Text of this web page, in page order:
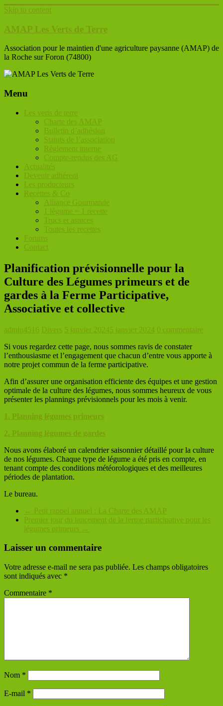
Skip to content
AMAP Les Verts de Terre
Association pour le maintien d'une agriculture paysanne (AMAP) de
la Roche sur Foron (74800)
Menu
Les verts de terre
Charte des AMAP
Bulletin d’adhésion
Statuts de l’association
Règlement interne
Compte-rendus des AG
Actualités
Devenir adhérent
Les producteurs
Recettes & Co
Alliance Gourmande
1 légume = 1 recette
Trucs et astuces
Toutes les recettes
Forums
Contact
Planification prévisionnelle pour la
Culture des Légumes primeurs et de
gardes à la Ferme Participative,
Associative et collective
admin4516 Divers 5 janvier 20245 janvier 2024 0 commentaire
Si vous regardez cette page, nous sommes ravis de constater
l’enthousiasme et l’engagement que chacun d’entre vous apporte à
notre projet commun de la ferme participative.
Afin d’assurer une organisation efficiente des équipes et une gestion
optimale de la culture des légumes, nous sommes heureux de vous
présenter les plannings prévisionnels pour les mois à venir.
1. Planning légumes primeurs
2. Planning légumes de gardes
Nous avons élaboré un calendrier saisonnier détaillé pour la culture
de nos légumes. Chaque type de légume a été pris en compte, en
tenant compte des conditions météorologiques et des meilleures
périodes de plantation.
Le bureau.
← Petit rappel annuel : La Charte des AMAP
Premier jour du lancement de la ferme participative pour les
légumes primeurs →
Laisser un commentaire
Votre adresse e-mail ne sera pas publiée. Les champs obligatoires
sont indiqués avec *
Commentaire *
Nom *
E-mail *